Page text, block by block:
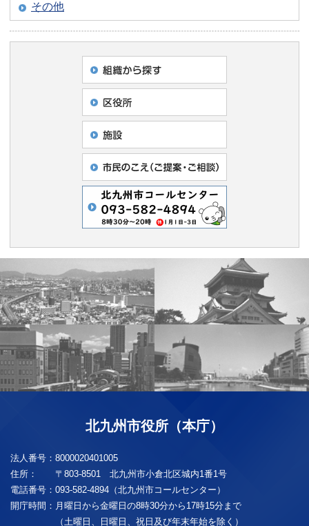
その他
北九州市役所（本庁）
法人番号： 8000020401005
住所：
〒803-8501 北九州市小倉北区城内1番1号
電話番号： 093-582-4894（北九州市コールセンター）
開庁時間： 月曜日から金曜日の8時30分から17時15分まで
（土曜日、日曜日、祝日及び年末年始を除く）